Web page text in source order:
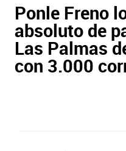
Ponle Freno
absoluto de
Las Palmas
con 3.000